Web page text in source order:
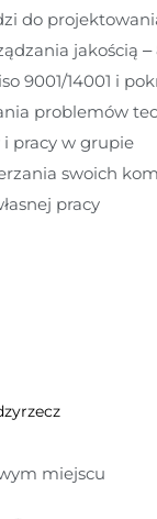
do
jakością
9001/14001 i
problemów
i pracy w grupie
swoich
pracy
miejscu